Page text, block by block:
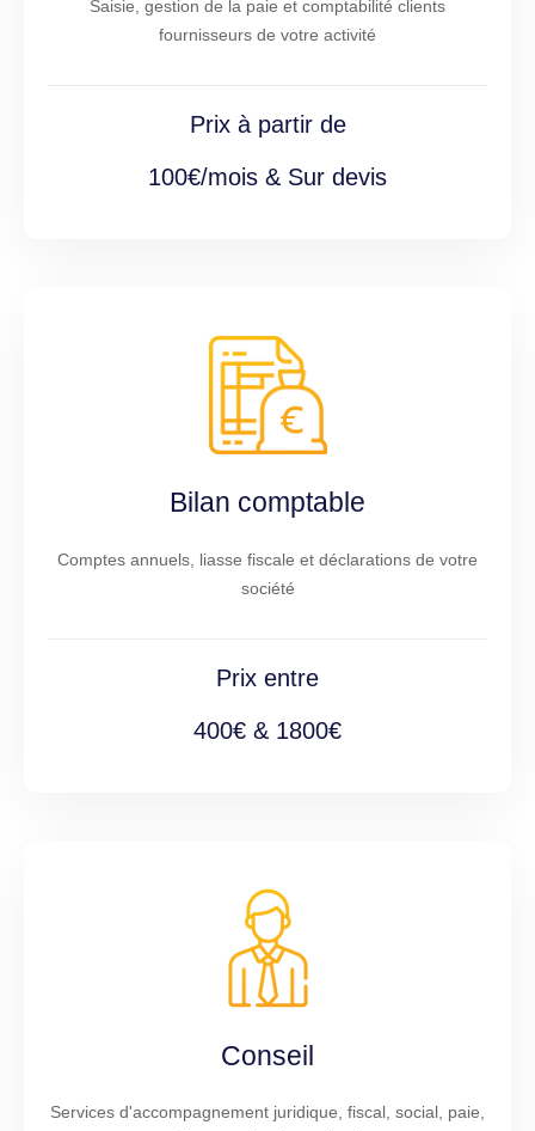
Saisie, gestion de la paie et comptabilité clients
fournisseurs de votre activité
Prix à partir de
100€/mois & Sur devis
Bilan comptable
Comptes annuels, liasse fiscale et déclarations de votre
société
Prix entre
400€ & 1800€
Conseil
Services d'accompagnement juridique, fiscal, social, paie,